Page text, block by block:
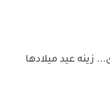
زينه عيد ميلادها